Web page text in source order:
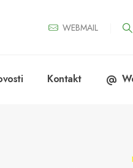
WEBMAIL
Kontakt